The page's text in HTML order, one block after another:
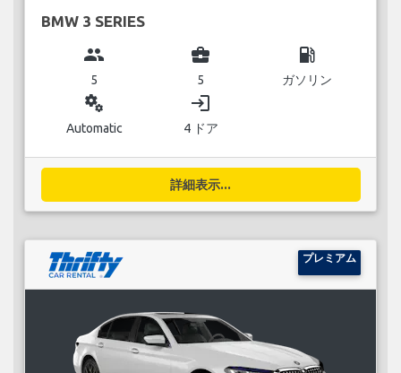
BMW 3 SERIES
group
5
business_center
5
local_gas_station
ガソリン
miscellaneous_services
Automatic
login
4 ドア
詳細表示...
プレミアム